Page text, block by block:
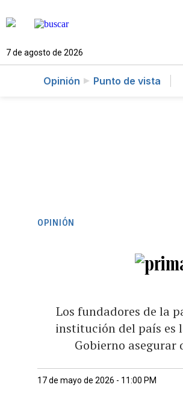
7 de agosto de 2026
Opinión Punto de vista
OPINIÓN
Los fundadores de la
institución del país es
Gobierno asegurar
17 de mayo de 2026 - 11:00 PM